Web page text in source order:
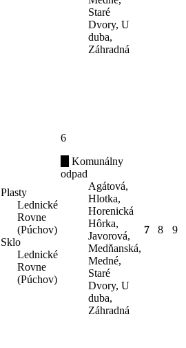
Staré
Dvory, U
duba,
Záhradná
Plasty
Lednické
Rovne
(Púchov)
Sklo
Lednické
Rovne
(Púchov)
6
Komunálny
odpad
Agátová,
Hlotka,
Horenická
Hôrka,
Javorová,
Medňanská,
Medné,
Staré
Dvory, U
duba,
Záhradná
7 8 9